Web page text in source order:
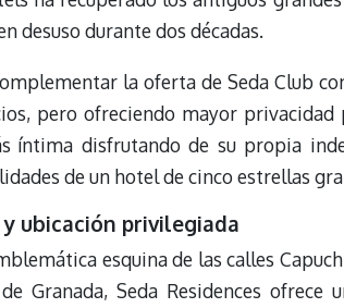
desuso durante dos décadas.
la oferta de Seda Club
pero ofreciendo mayor privacidad
íntima disfrutando de su propia
de un hotel de cinco estrellas
ubicación privilegiada
esquina de las calles
Granada, Seda Residences ofrece